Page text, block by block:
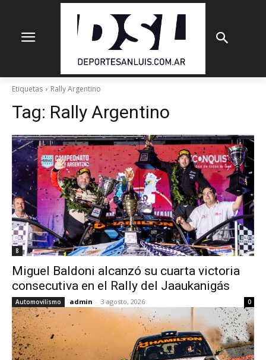
Etiquetas Rally Argentino
Tag: Rally Argentino
8
Miguel Baldoni alcanzó su cuarta victoria
consecutiva en el Rally del Jaaukanigás
Automovilismo admin - 3 agosto, 2026 0